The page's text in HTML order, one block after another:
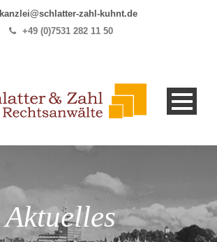
kanzlei@schlatter-zahl-kuhnt.de
+49 (0)7531 282 11 50
Aktuelles